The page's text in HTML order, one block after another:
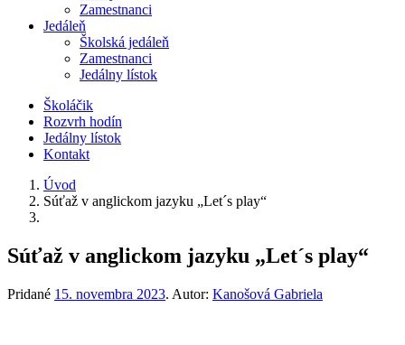
Zamestnanci
Jedáleň
Školská jedáleň
Zamestnanci
Jedálny lístok
Školáčik
Rozvrh hodín
Jedálny lístok
Kontakt
Úvod
Súťaž v anglickom jazyku „Let´s play“
Súťaž v anglickom jazyku „Let´s play“
Pridané 15. novembra 2023. Autor: Kanošová Gabriela